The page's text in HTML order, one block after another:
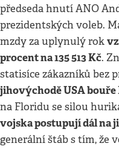
předseda hnutí ANO
prezidentských voleb.
mzdy za uplynulý rok
procent na 135 513 Kč.
statisíce zákazníků bez
jihovýchodě USA bouře
na Floridu se silou
vojska postupují dál na
generální štáb s tím, že